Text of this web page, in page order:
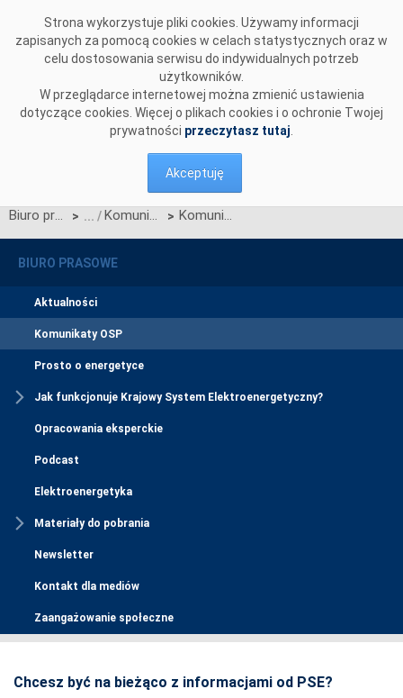
Strona wykorzystuje pliki cookies. Używamy informacji
zapisanych za pomocą cookies w celach statystycznych oraz w
celu dostosowania serwisu do indywidualnych potrzeb
użytkowników.
W przeglądarce internetowej można zmienić ustawienia
dotyczące cookies. Więcej o plikach cookies i o ochronie Twojej
prywatności przeczytasz tutaj
Akceptuję
Biuro prasowe > Komunikaty OSP > Komunikat OSP dotyczący zawieszenia procesu Jednolitego łączenia Rynków Dnia Bieżącego w dniu 26.05.2026.
BIURO PRASOWE
Aktualności
Komunikaty OSP
Prosto o energetyce
Jak funkcjonuje Krajowy System Elektroenergetyczny?
Opracowania eksperckie
Podcast
Elektroenergetyka
Materiały do pobrania
Newsletter
Kontakt dla mediów
Zaangażowanie społeczne
Chcesz być na bieżąco z informacjami od PSE?